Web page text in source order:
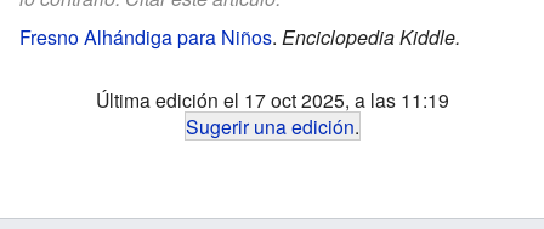
Fresno Alhándiga para Niños. Enciclopedia Kiddle.
Última edición el 17 oct 2025, a las 11:19
Sugerir una edición.